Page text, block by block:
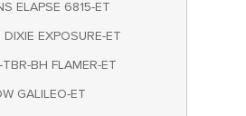
ELAPSE 6815-ET
DIXIE EXPOSURE-ET
TBR-BH FLAMER-ET
GALILEO-ET